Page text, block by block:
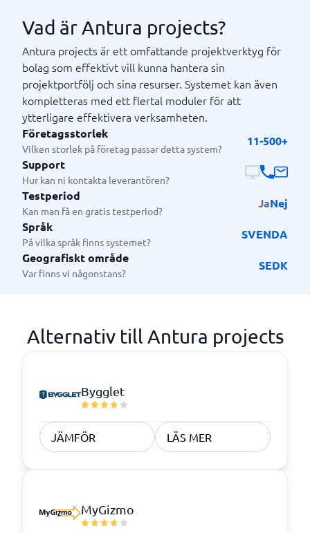
Vad är Antura projects?
Antura projects är ett omfattande projektverktyg för
bolag som effektivt vill kunna hantera sin
projektportfölj och sina resurser. Systemet kan även
kompletteras med ett flertal moduler för att
ytterligare effektivera verksamheten.
Företagsstorlek
Vilken storlek på företag passar detta system?
11-500+
Support
Hur kan ni kontakta leverantören?
Testperiod
Kan man få en gratis testperiod?
JaNej
Språk
På vilka språk finns systemet?
SVENDA
Geografiskt område
Var finns vi någonstans?
SEDK
Alternativ till Antura projects
Bygglet
JÄMFÖR LÄS MER
MyGizmo